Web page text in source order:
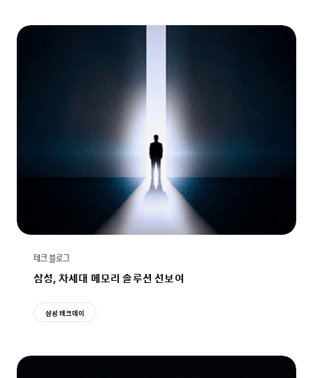
테크 블로그
삼성, 차세대 메모리 솔루션 선보여
삼성 테크데이